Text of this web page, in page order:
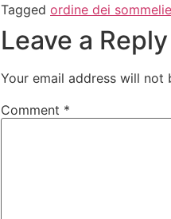
Tagged ordine dei
Leave a Reply
Your email address will not
Comment *